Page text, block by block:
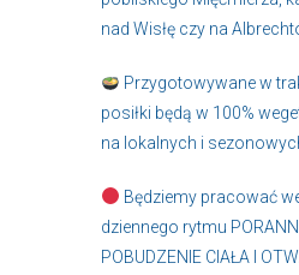
nad Wisłę czy na
Przygotowywane w
posiłki będą w 100%
na lokalnych i
Będziemy pracować
dziennego rytmu
POBUDZENIE CIAŁA I